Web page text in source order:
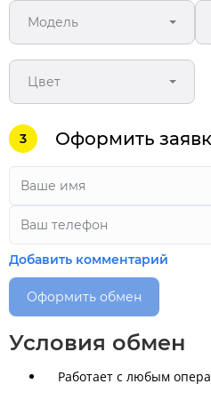
Модель
Цвет
3 Оформить
Добавить комментарий
Оформить обмен
Условия обмен
Работает с любым